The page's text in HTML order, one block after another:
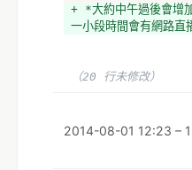
+ *大約中午過後會增
一小段時間會有網路直
（20 行未修改）
2014-08-01 12:23 –